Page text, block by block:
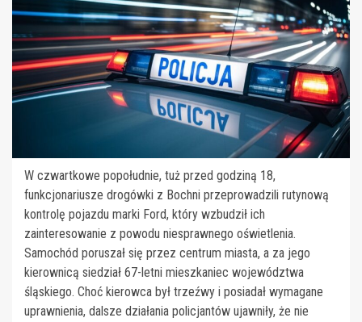
W czwartkowe popołudnie, tuż przed godziną 18,
funkcjonariusze drogówki z Bochni przeprowadzili rutynową
kontrolę pojazdu marki Ford, który wzbudził ich
zainteresowanie z powodu niesprawnego oświetlenia.
Samochód poruszał się przez centrum miasta, a za jego
kierownicą siedział 67-letni mieszkaniec województwa
śląskiego. Choć kierowca był trzeźwy i posiadał wymagane
uprawnienia, dalsze działania policjantów ujawniły, że nie